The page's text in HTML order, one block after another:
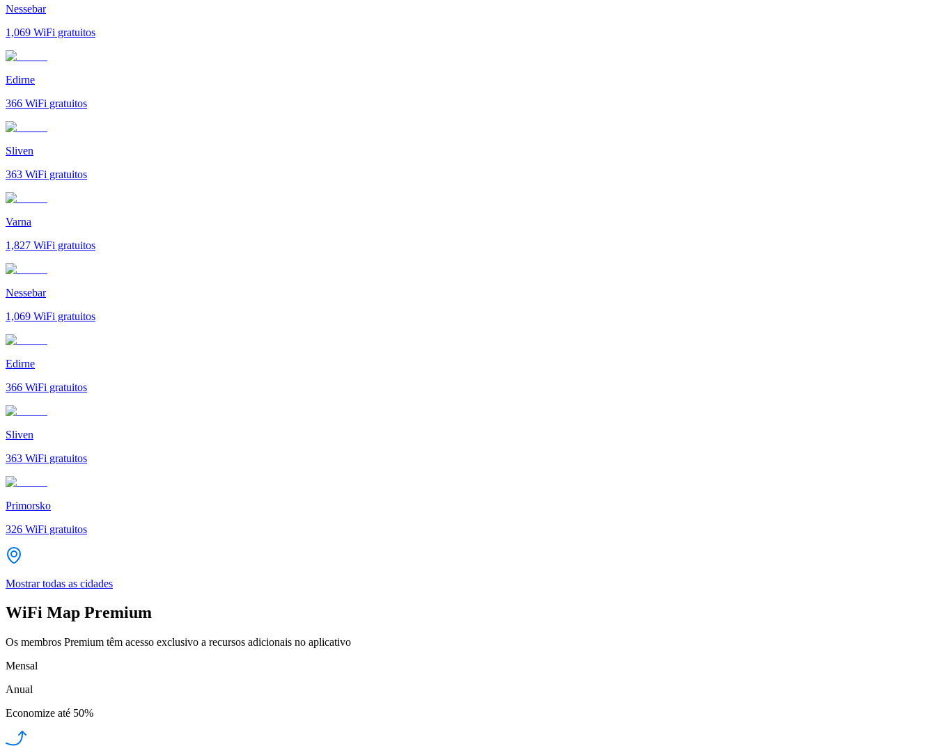
Nessebar
1,069 WiFi gratuitos
Edirne
366 WiFi gratuitos
Sliven
363 WiFi gratuitos
Varna
1,827 WiFi gratuitos
Nessebar
1,069 WiFi gratuitos
Edirne
366 WiFi gratuitos
Sliven
363 WiFi gratuitos
Primorsko
326 WiFi gratuitos
Mostrar todas as cidades
WiFi Map Premium
Os membros Premium têm acesso exclusivo a recursos adicionais no aplicativo
Mensal
Anual
Economize até 50%